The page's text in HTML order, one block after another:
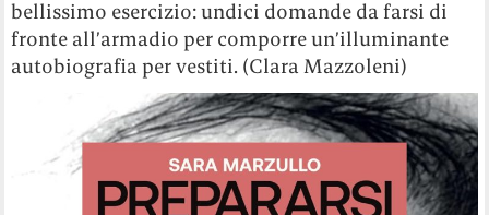
bellissimo esercizio: undici domande da farsi di
fronte all’armadio per comporre un’illuminante
autobiografia per vestiti. (Clara Mazzoleni)